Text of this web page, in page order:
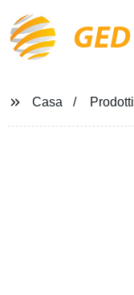
GED
Casa Prodotti